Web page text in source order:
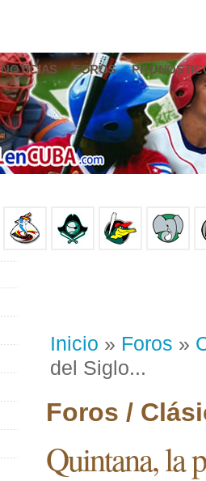
NOTICIAS FOROS
Inicio » Foros »
del Siglo...
Foros /
Quintana, la